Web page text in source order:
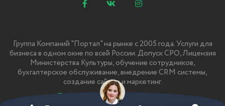
Группа Компаний "Портал" на рынке с 2005 года. Услуги для
бизнеса в одном окне по всей России. Допуск СРО, Лицензия
Министерства Культуры, обучение сотрудников,
бухгалтерское обслуживание, внедрение CRM системы,
создание сайтов и маркетинг.
Политика Конфиденциальности